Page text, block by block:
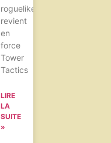
roguelike
revient
en
force
Tower
Tactics
LIRE
LA
SUITE
»